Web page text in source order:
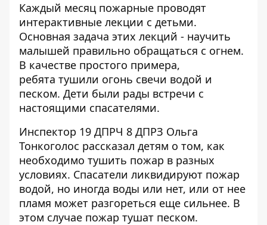
Каждый месяц пожарные проводят
интерактивные лекции с детьми.
Основная задача этих лекций - научить
малышей правильно обращаться с огнем.
В качестве простого примера,
ребята тушили огонь свечи водой и
песком. Дети были рады встречи с
настоящими спасателями.
Инспектор 19 ДПРЧ 8 ДПРЗ Ольга
Тонкоголос рассказал детям о том, как
необходимо тушить пожар в разных
условиях. Спасатели ликвидируют пожар
водой, но иногда воды или нет, или от нее
пламя может разгореться еще сильнее. В
этом случае пожар тушат песком.